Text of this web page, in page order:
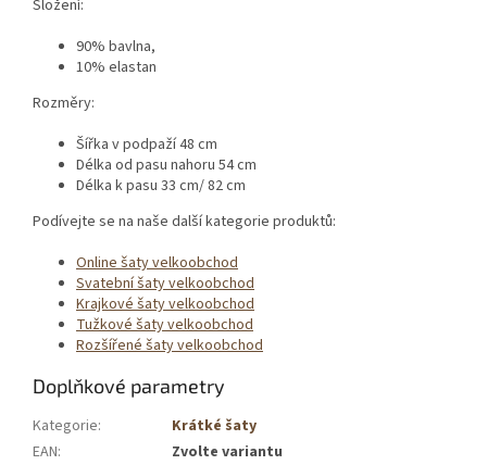
Složení:
90% bavlna,
10% elastan
Rozměry:
Šířka v podpaží 48 cm
Délka od pasu nahoru 54 cm
Délka k pasu 33 cm/ 82 cm
Podívejte se na naše další kategorie produktů:
Online šaty velkoobchod
Svatební šaty velkoobchod
Krajkové šaty velkoobchod
Tužkové šaty velkoobchod
Rozšířené šaty velkoobchod
Doplňkové parametry
Kategorie:
Krátké šaty
EAN:
Zvolte variantu